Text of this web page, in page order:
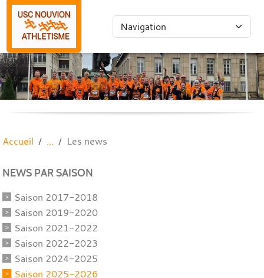
Accueil Les news
NEWS PAR SAISON
Saison 2017-2018
Saison 2019-2020
Saison 2021-2022
Saison 2022-2023
Saison 2024-2025
Saison 2025-2026
Panneau de gestion des cookies